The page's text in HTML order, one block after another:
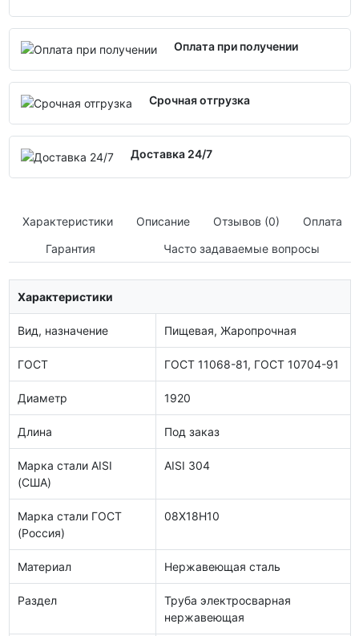
Оплата при получении
Срочная отгрузка
Доставка 24/7
Характеристики Описание Отзывов (0)
Оплата
Гарантия
Часто задаваемые вопросы
Характеристики
Вид, назначение Пищевая, Жаропрочная
ГОСТ ГОСТ 11068-81, ГОСТ 10704-91
Диаметр 1920
Длина Под заказ
Марка стали AISI
(США)
AISI 304
Марка стали ГОСТ
(Россия)
08Х18Н10
Материал Нержавеющая сталь
Раздел
Труба электросварная
нержавеющая